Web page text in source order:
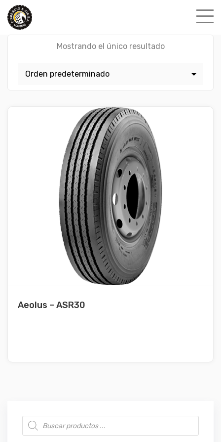
Skip
content
Mostrando el único resultado
Búsqueda de productos
Aeolus – ASR30